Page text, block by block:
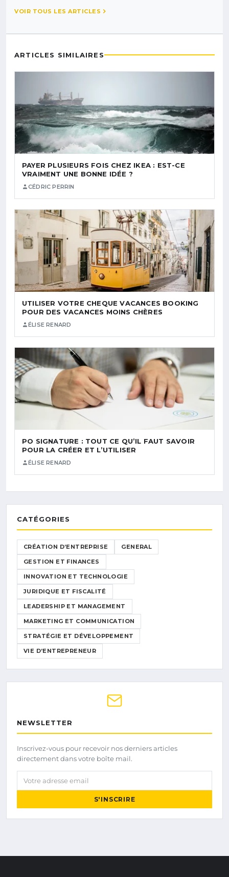
VOIR TOUS LES ARTICLES
ARTICLES SIMILAIRES
PAYER PLUSIEURS FOIS CHEZ IKEA : EST-CE
VRAIMENT UNE BONNE IDÉE ?
CÉDRIC PERRIN
UTILISER VOTRE CHEQUE VACANCES BOOKING
POUR DES VACANCES MOINS CHÈRES
ÉLISE RENARD
PO SIGNATURE : TOUT CE QU’IL FAUT SAVOIR
POUR LA CRÉER ET L’UTILISER
ÉLISE RENARD
CATÉGORIES
CRÉATION D’ENTREPRISE GENERAL
GESTION ET FINANCES
INNOVATION ET TECHNOLOGIE
JURIDIQUE ET FISCALITÉ
LEADERSHIP ET MANAGEMENT
MARKETING ET COMMUNICATION
STRATÉGIE ET DÉVELOPPEMENT
VIE D’ENTREPRENEUR
NEWSLETTER
Inscrivez-vous pour recevoir nos derniers articles
directement dans votre boîte mail.
Votre adresse email
S'INSCRIRE